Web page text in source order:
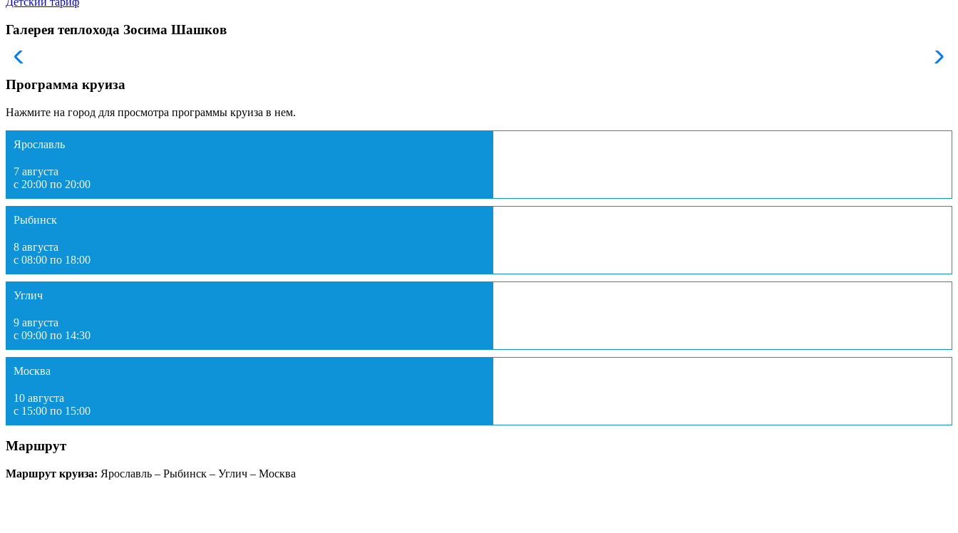
Галерея теплохода Зосима Шашков
Программа круиза
Нажмите на город для просмотра программы круиза в нем.
Ярославль
7 августа
с 20:00 по 20:00
Рыбинск
8 августа
с 08:00 по 18:00
Углич
9 августа
с 09:00 по 14:30
Москва
10 августа
с 15:00 по 15:00
Маршрут
Маршрут круиза: Ярославль – Рыбинск – Углич – Москва